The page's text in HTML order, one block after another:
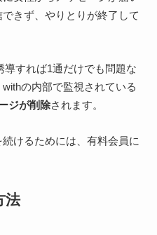
きず、やりとりが終了して
導すれば1通だけでも問題な
の内部で監視されている
ジが削除されます。
けるためには、有料会員に
法